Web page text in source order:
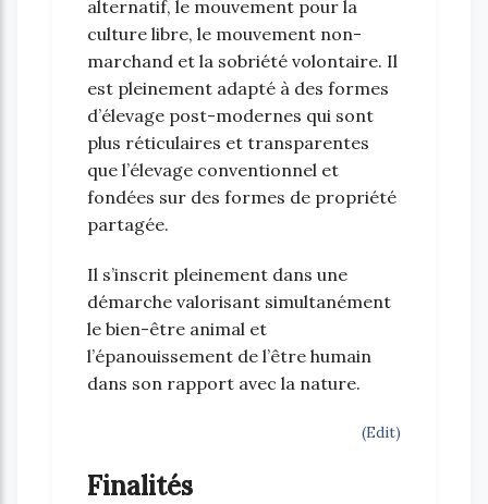
alternatif, le mouvement pour la
culture libre, le mouvement non-
marchand et la sobriété volontaire. Il
est pleinement adapté à des formes
d’élevage post-modernes qui sont
plus réticulaires et transparentes
que l’élevage conventionnel et
fondées sur des formes de propriété
partagée.
Il s’inscrit pleinement dans une
démarche valorisant simultanément
le bien-être animal et
l’épanouissement de l’être humain
dans son rapport avec la nature.
(Edit)
Finalités